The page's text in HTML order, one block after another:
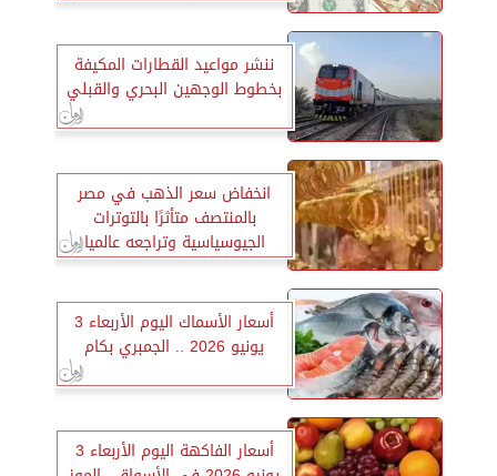
ننشر مواعيد القطارات المكيفة
بخطوط الوجهين البحري والقبلي
انخفاض سعر الذهب في مصر
بالمنتصف متأثرًا بالتوترات
الجيوسياسية وتراجعه عالميا
أسعار الأسماك اليوم الأربعاء 3
يونيو 2026 .. الجمبري بكام
أسعار الفاكهة اليوم الأربعاء 3